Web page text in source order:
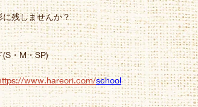
残しませんか？
(S・M・SP)
www.hareori.com/school